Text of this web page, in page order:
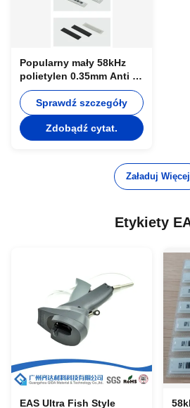
Popularny mały 58kHz
polietylen 0.35mm Anti -
Etykietowanie w sklepie
45 * 10.8mm
Sprawdź szczegóły
Zdobądź cytat.
Załaduj Więcej
Etykiety
EAS Ultra Fish Style